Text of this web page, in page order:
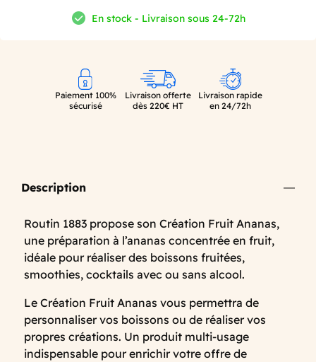
En stock - Livraison sous 24-72h
Paiement 100%
sécurisé
Livraison offerte
dès 220€ HT
Livraison rapide
en 24/72h
Description
Routin 1883 propose son Création Fruit Ananas,
une préparation à l’ananas concentrée en fruit,
idéale pour réaliser des boissons fruitées,
smoothies, cocktails avec ou sans alcool.
Le Création Fruit Ananas vous permettra de
personnaliser vos boissons ou de réaliser vos
propres créations. Un produit multi-usage
indispensable pour enrichir votre offre de